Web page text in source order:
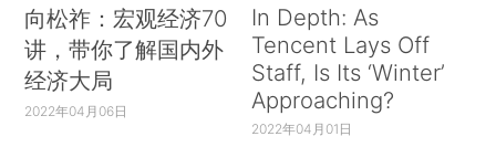
向松祚：宏观经济70
讲，带你了解国内外
经济大局
2022年04月06日
In Depth: As
Tencent Lays Off
Staff, Is Its ‘Winter’
Approaching?
2022年04月01日